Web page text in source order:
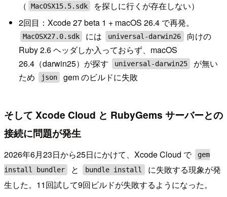
（ MacOSX15.5.sdk
を探しに行くが存在しない）
2回目：Xcode 27 beta 1 + macOS 26.4 で再発。
MacOSX27.0.sdk には universal-darwin26
向けの
Ruby 2.6 ヘッダしか入っておらず、macOS
26.4（darwin25）が探す
universal-darwin25
が無い
ため
json gem のビルドに失敗
そして Xcode Cloud と RubyGems サーバーとの
接続に問題が発生
2026年6月23日から25日にかけて、Xcode Cloud で
gem
install bundler
と bundle install
に失敗する現象が発
生した。11回試して9回ビルドが失敗するようになった。